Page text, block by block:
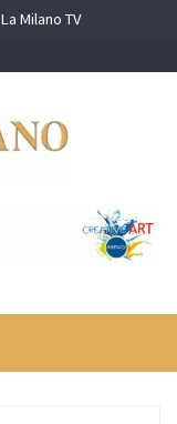
La Milano TV